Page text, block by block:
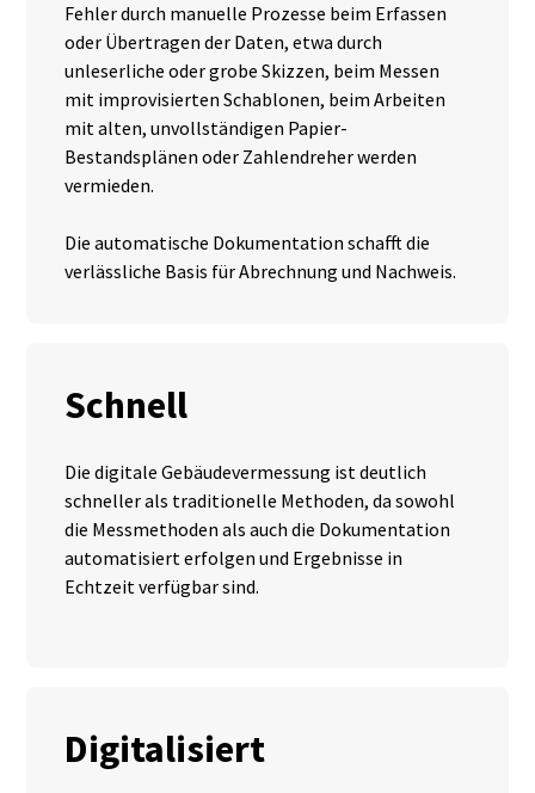
Fehler durch manuelle Prozesse beim Erfassen
oder Übertragen der Daten, etwa durch
unleserliche oder grobe Skizzen, beim Messen
mit improvisierten Schablonen, beim Arbeiten
mit alten, unvollständigen Papier-
Bestandsplänen oder Zahlendreher werden
vermieden.
Die automatische Dokumentation schafft die
verlässliche Basis für Abrechnung und Nachweis.
Schnell
Die digitale Gebäudevermessung ist deutlich
schneller als traditionelle Methoden, da sowohl
die Messmethoden als auch die Dokumentation
automatisiert erfolgen und Ergebnisse in
Echtzeit verfügbar sind.
Digitalisiert